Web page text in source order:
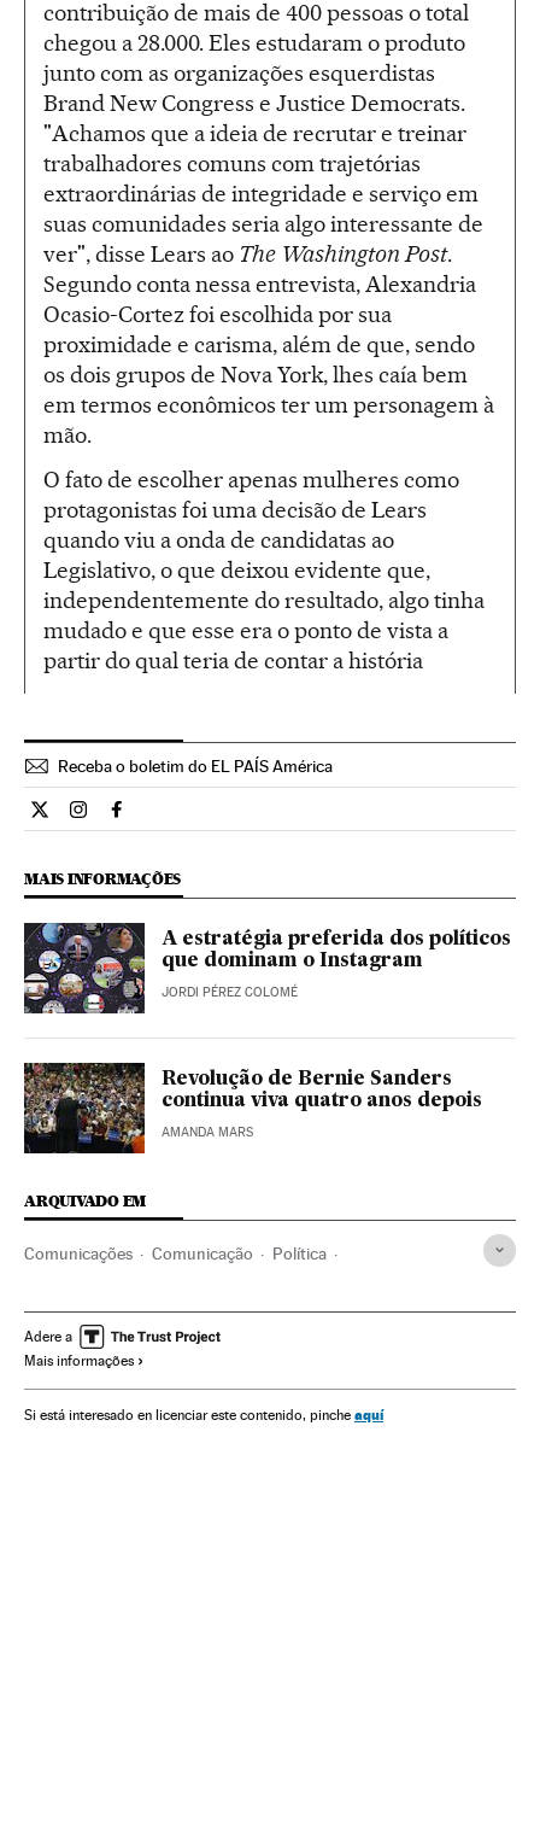
contribuição de mais de 400 pessoas o total
chegou a 28.000. Eles estudaram o produto
junto com as organizações esquerdistas
Brand New Congress e Justice Democrats.
"Achamos que a ideia de recrutar e treinar
trabalhadores comuns com trajetórias
extraordinárias de integridade e serviço em
suas comunidades seria algo interessante de
ver", disse Lears ao The Washington Post.
Segundo conta nessa entrevista, Alexandria
Ocasio-Cortez foi escolhida por sua
proximidade e carisma, além de que, sendo
os dois grupos de Nova York, lhes caía bem
em termos econômicos ter um personagem à
mão.
O fato de escolher apenas mulheres como
protagonistas foi uma decisão de Lears
quando viu a onda de candidatas ao
Legislativo, o que deixou evidente que,
independentemente do resultado, algo tinha
mudado e que esse era o ponto de vista a
partir do qual teria de contar a história
Receba o boletim do EL PAÍS América
Cultura El País Brasil en Twitter
Cultura El País Brasil en Instagram
Cultura El País Brasil en Facebook
MAIS INFORMAÇÕES
A estratégia preferida dos políticos
que dominam o Instagram
JORDI PÉREZ COLOMÉ
Revolução de Bernie Sanders
continua viva quatro anos depois
AMANDA MARS
ARQUIVADO EM
Comunicações Comunicação Política
Plataformas digitales IPTV
Meios comunicação
Adere a
Mais informações
Si está interesado en licenciar este contenido, pinche aquí